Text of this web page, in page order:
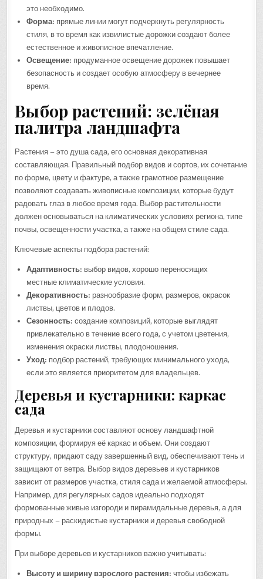
это необходимо.
Форма: прямые линии могут подчеркнуть регулярность
стиля, в то время как извилистые дорожки создают более
естественное и живописное впечатление.
Освещение: продуманное освещение дорожек повышает
безопасность и создает особую атмосферу в вечернее
время.
Выбор растений: зелёная
палитра ландшафта
Растения – это душа сада, его основная декоративная
составляющая. Правильный подбор видов и сортов, их сочетание
по форме, цвету и фактуре, а также грамотное размещение
позволяют создавать живописные композиции, которые будут
радовать глаз в любое время года. Выбор растительности
должен основываться на климатических условиях региона, типе
почвы, освещенности участка, а также на общем стиле сада.
Ключевые аспекты подбора растений:
Адаптивность: выбор видов, хорошо переносящих
местные климатические условия.
Декоративность: разнообразие форм, размеров, окрасок
листвы, цветов и плодов.
Сезонность: создание композиций, которые выглядят
привлекательно в течение всего года, с учетом цветения,
изменения окраски листвы, плодоношения.
Уход: подбор растений, требующих минимального ухода,
если это является приоритетом для владельцев.
Деревья и кустарники: каркас
сада
Деревья и кустарники составляют основу ландшафтной
композиции, формируя её каркас и объем. Они создают
структуру, придают саду завершенный вид, обеспечивают тень и
защищают от ветра. Выбор видов деревьев и кустарников
зависит от размеров участка, стиля сада и желаемой атмосферы.
Например, для регулярных садов идеально подходят
формованные живые изгороди и пирамидальные деревья, а для
природных – раскидистые кустарники и деревья свободной
формы.
При выборе деревьев и кустарников важно учитывать:
Высоту и ширину взрослого растения: чтобы избежать